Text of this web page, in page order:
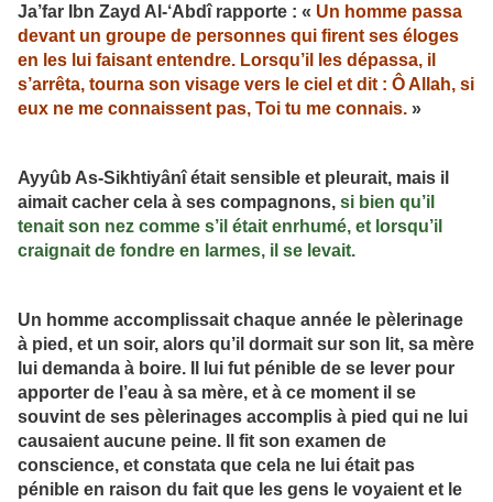
Ja’far Ibn Zayd Al-‘Abdî rapporte : « Un homme passa
devant un groupe de personnes qui firent ses éloges
en les lui faisant entendre. Lorsqu’il les dépassa, il
s’arrêta, tourna son visage vers le ciel et dit : Ô Allah, si
eux ne me connaissent pas, Toi tu me connais. »
Ayyûb As-Sikhtiyânî était sensible et pleurait, mais il
aimait cacher cela à ses compagnons, si bien qu’il
tenait son nez comme s’il était enrhumé, et lorsqu’il
craignait de fondre en larmes, il se levait.
Un homme accomplissait chaque année le pèlerinage
à pied, et un soir, alors qu’il dormait sur son lit, sa mère
lui demanda à boire. Il lui fut pénible de se lever pour
apporter de l’eau à sa mère, et à ce moment il se
souvint de ses pèlerinages accomplis à pied qui ne lui
causaient aucune peine. Il fit son examen de
conscience, et constata que cela ne lui était pas
pénible en raison du fait que les gens le voyaient et le